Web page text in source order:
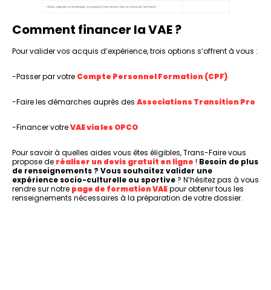
Comment financer la VAE ?
Pour valider vos acquis d’expérience, trois options s’offrent à vous :
-Passer par votre Compte Personnel Formation (CPF)
-Faire les démarches auprès des Associations Transition Pro
-Financer votreVAE via les OPCO
Pour savoir à quelles aides vous êtes éligibles, Trans-Faire vous
propose de réaliser un devis gratuit en ligne ! Besoin de plus
de renseignements ? Vous souhaitez valider une
expérience socio-culturelle ou sportive ? N’hésitez pas à vous
rendre sur notre page de formation VAEpour obtenir tous les
renseignements nécessaires à la préparation de votre dossier.